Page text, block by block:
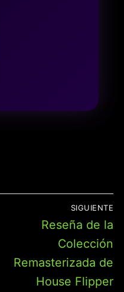
SIGUIENTE
Entrada
siguiente:
Reseña de la
Colección
Remasterizada de
House Flipper